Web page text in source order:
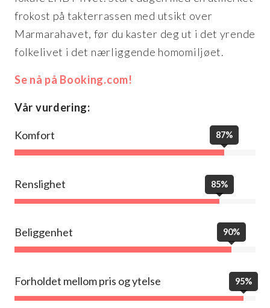
frokost på takterrassen med utsikt over
Marmarahavet, før du kaster deg ut i det yrende
folkelivet i det nærliggende homomiljøet.
Se nå på Booking.com!
Vår vurdering:
Komfort 87%
Renslighet 85%
Beliggenhet 90%
Forholdet mellom pris og ytelse 95%